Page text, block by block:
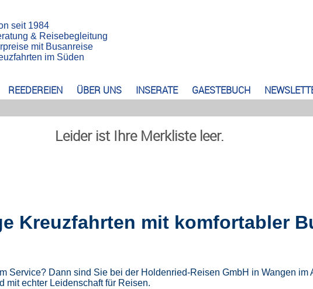
REEDEREIEN ÜBER UNS INSERATE GAESTEBUCH
seit 1984
& Reisebegleitung
mit Busanreise
im Süden
Leider ist Ihre Merkliste leer.
Kreuzfahrten mit komfortabler
Service? Dann sind Sie bei der Holdenried-Reisen GmbH in Wangen
mit echter Leidenschaft für Reisen.